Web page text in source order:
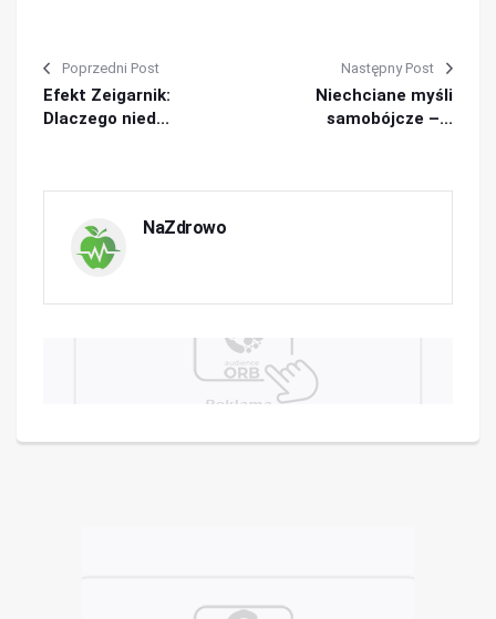
Poprzedni Post
Efekt Zeigarnik:
Dlaczego nied...
Następny Post
Niechciane myśli
samobójcze –...
NaZdrowo